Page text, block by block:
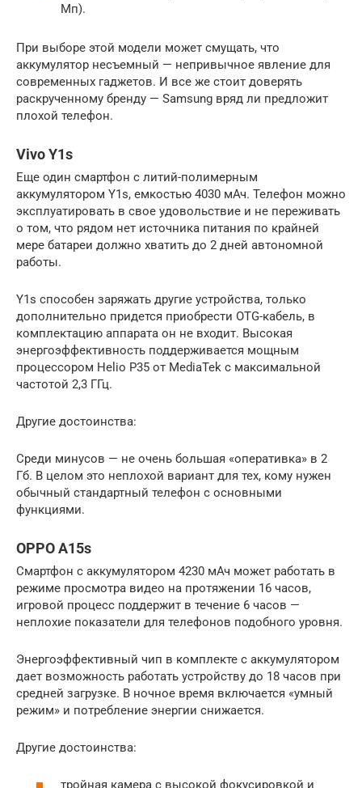
Мп).
При выборе этой модели может смущать, что
аккумулятор несъемный — непривычное явление для
современных гаджетов. И все же стоит доверять
раскрученному бренду — Samsung вряд ли предложит
плохой телефон.
Vivo Y1s
Еще один смартфон с литий-полимерным
аккумулятором Y1s, емкостью 4030 мАч. Телефон можно
эксплуатировать в свое удовольствие и не переживать
о том, что рядом нет источника питания по крайней
мере батареи должно хватить до 2 дней автономной
работы.
Y1s способен заряжать другие устройства, только
дополнительно придется приобрести OTG-кабель, в
комплектацию аппарата он не входит. Высокая
энергоэффективность поддерживается мощным
процессором Helio P35 от MediaTek c максимальной
частотой 2,3 ГГц.
Другие достоинства:
Среди минусов — не очень большая «оперативка» в 2
Гб. В целом это неплохой вариант для тех, кому нужен
обычный стандартный телефон с основными
функциями.
OPPO A15s
Смартфон с аккумулятором 4230 мАч может работать в
режиме просмотра видео на протяжении 16 часов,
игровой процесс поддержит в течение 6 часов —
неплохие показатели для телефонов подобного уровня.
Энергоэффективный чип в комплекте с аккумулятором
дает возможность работать устройству до 18 часов при
средней загрузке. В ночное время включается «умный
режим» и потребление энергии снижается.
Другие достоинства:
тройная камера с высокой фокусировкой и